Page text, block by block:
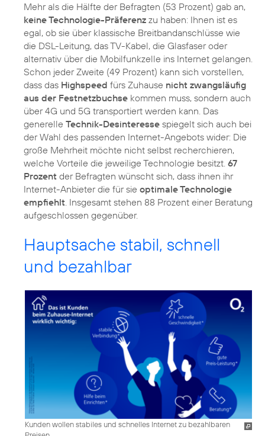
Mehr als die Hälfte der Befragten (53 Prozent) gab an,
keine Technologie-Präferenz zu haben: Ihnen ist es
egal, ob sie über klassische Breitbandanschlüsse wie
die DSL-Leitung, das TV-Kabel, die Glasfaser oder
alternativ über die Mobilfunkzelle ins Internet gelangen.
Schon jeder Zweite (49 Prozent) kann sich vorstellen,
dass das Highspeed fürs Zuhause nicht zwangsläufig
aus der Festnetzbuchse kommen muss, sondern auch
über 4G und 5G transportiert werden kann. Das
generelle Technik-Desinteresse spiegelt sich auch bei
der Wahl des passenden Internet-Angebots wider: Die
große Mehrheit möchte nicht selbst recherchieren,
welche Vorteile die jeweilige Technologie besitzt. 67
Prozent der Befragten wünscht sich, dass ihnen ihr
Internet-Anbieter die für sie optimale Technologie
empfiehlt. Insgesamt stehen 88 Prozent einer Beratung
Hauptsache stabil, schnell
und bezahlbar
Kunden wollen stabiles und schnelles Internet zu bezahlbaren